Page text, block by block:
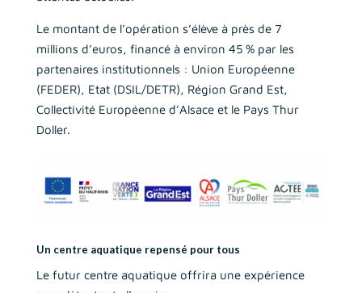
Le montant de l’opération s’élève à près de 7
millions d’euros, financé à environ 45 % par les
partenaires institutionnels : Union Européenne
(FEDER), Etat (DSIL/DETR), Région Grand Est,
Collectivité Européenne d’Alsace et le Pays Thur
Doller.
Un centre aquatique repensé pour tous
Le futur centre aquatique offrira une expérience